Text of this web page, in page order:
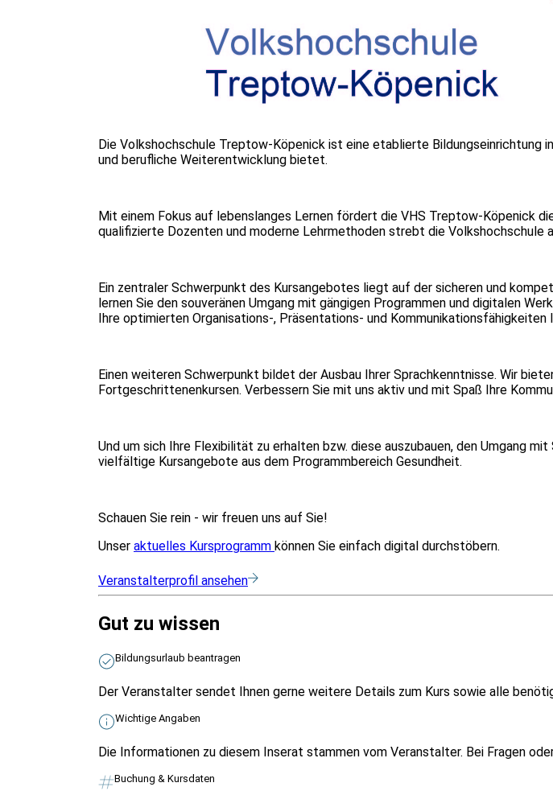
Die Volkshochschule Treptow-Köpenick ist eine etablierte Bildungseinrichtung
und berufliche Weiterentwicklung bietet.
Mit einem Fokus auf lebenslanges Lernen fördert die VHS Treptow-Köpenick
qualifizierte Dozenten und moderne Lehrmethoden strebt die Volkshochschule
Ein zentraler Schwerpunkt des Kursangebotes liegt auf der sicheren und
lernen Sie den souveränen Umgang mit gängigen Programmen und digitalen
Ihre optimierten Organisations-, Präsentations- und Kommunikationsfähigkeiten
Einen weiteren Schwerpunkt bildet der Ausbau Ihrer Sprachkenntnisse. Wir
Fortgeschrittenenkursen. Verbessern Sie mit uns aktiv und mit Spaß Ihre
Und um sich Ihre Flexibilität zu erhalten bzw. diese auszubauen, den Umgang
vielfältige Kursangebote aus dem Programmbereich Gesundheit.
Schauen Sie rein - wir freuen uns auf Sie!
Unser aktuelles Kursprogramm können Sie einfach digital durchstöbern.
Veranstalterprofil ansehen
Gut zu wissen
Bildungsurlaub beantragen
Der Veranstalter sendet Ihnen gerne weitere Details zum Kurs sowie alle
Wichtige Angaben
Die Informationen zu diesem Inserat stammen vom Veranstalter. Bei Fragen
Buchung & Kursdaten